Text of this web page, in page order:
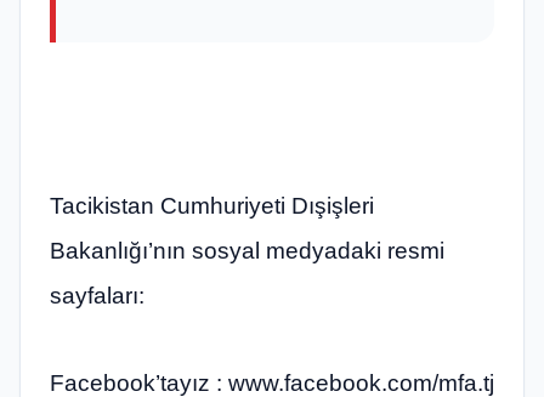
Tacikistan Cumhuriyeti Dışişleri
Bakanlığı’nın sosyal medyadaki resmi
sayfaları:
Facebook’tayız : www.facebook.com/mfa.tj